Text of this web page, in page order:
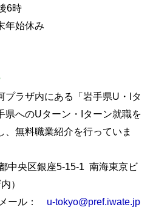
6時
年始休み
プラザ内にある「岩手県U・Iタ
県へのUターン・Iターン就職を
無料職業紹介を行っていま
中央区銀座5-15-1 南海東京ビ
）
ール： u-tokyo@pref.iwate.jp